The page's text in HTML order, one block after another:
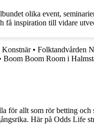
olika event,
få inspiration till vidare
Konstnär• Folktandvården
Boom Boom Room i
allt som rör betting och
Här på Odds Life